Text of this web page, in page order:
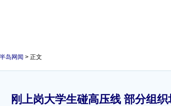
半岛网闻 > 正文
刚上岗大学生碰高压线 部分组